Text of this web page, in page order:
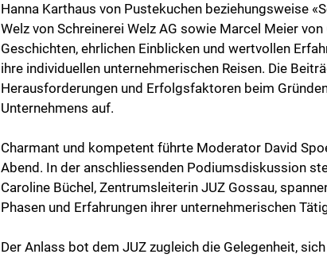
Hanna Karthaus von Pustekuchen beziehungsweise
Welz von Schreinerei Welz AG sowie Marcel Meier
Geschichten, ehrlichen Einblicken und wertvollen
ihre individuellen unternehmerischen Reisen. Die
Herausforderungen und Erfolgsfaktoren beim
Unternehmens auf.
Charmant und kompetent führte Moderator David
Abend. In der anschliessenden Podiumsdiskussion
Caroline Büchel, Zentrumsleiterin JUZ Gossau,
Phasen und Erfahrungen ihrer unternehmerischen
Der Anlass bot dem JUZ zugleich die Gelegenheit,